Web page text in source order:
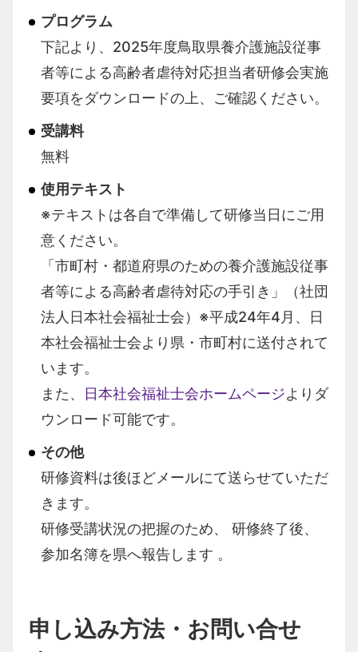
プログラム
下記より、2025年度鳥取県養介護施設従事
者等による高齢者虐待対応担当者研修会実施
要項をダウンロードの上、ご確認ください。
受講料
無料
使用テキスト
※テキストは各自で準備して研修当日にご用
意ください。
「市町村・都道府県のための養介護施設従事
者等による高齢者虐待対応の手引き」（社団
法人日本社会福祉士会）※平成24年4 月、日
本社会福祉士会より県・市町村に送付されて
います。
また、
日本社会福祉士会ホームページよりダ
ウンロード可能です。
その他
研修資料は後ほどメールにて送らせていただ
きます。
研修受講状況の把握のため、 研修終了後、
参加名簿を県へ報告します 。
申し込み方法・お問い合せ